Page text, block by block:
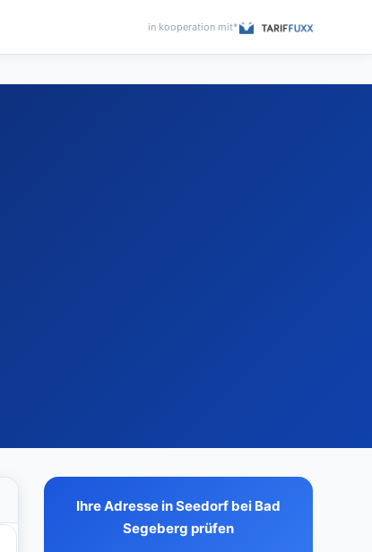
in kooperation mit*
Ihre Adresse in Seedorf bei Bad
Segeberg prüfen